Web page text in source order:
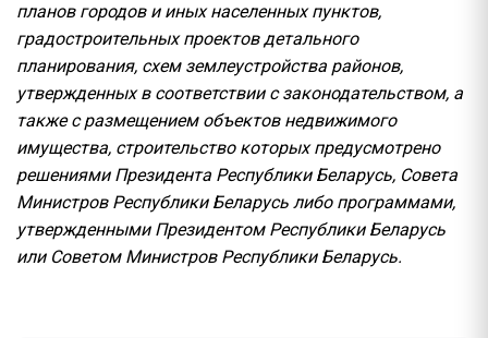
планов городов и иных населенных пунктов,
градостроительных проектов детального
планирования, схем землеустройства районов,
утвержденных в соответствии с законодательством, а
также с размещением объектов недвижимого
имущества, строительство которых предусмотрено
решениями Президента Республики Беларусь, Совета
Министров Республики Беларусь либо программами,
утвержденными Президентом Республики Беларусь
или Советом Министров Республики Беларусь.